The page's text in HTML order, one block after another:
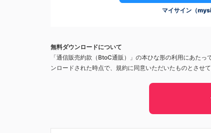
マイサイン（
無料ダウンロードについて
「通信販売約款（BtoC通販）」の本ひな形の利用にあたっ
ンロードされた時点で、規約に同意いただいたものとさせて